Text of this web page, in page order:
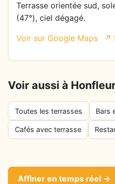
Terrasse orientée sud,
(47°), ciel dégagé.
Voir sur Google Maps ↗
Voir aussi à
Toutes les terrasses Bars
Cafés avec terrasse
Affiner en temps réel →